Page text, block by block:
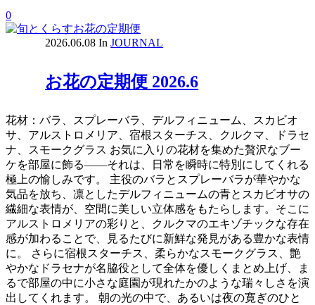
0
2026.06.08 In JOURNAL
お花の定期便 2026.6
花材：バラ、スプレーバラ、デルフィニューム、スカビオ
サ、アルストロメリア、宿根スターチス、クルクマ、ドラセ
ナ、スモークグラス お気に入りの花材を集めた贅沢なブー
ケを部屋に飾る――それは、日常を瞬時に特別にしてくれる
極上の愉しみです。 主役のバラとスプレーバラが華やかな
気品を放ち、凛としたデルフィニュームの青とスカビオサの
繊細な表情が、空間に美しい立体感をもたらします。そこに
アルストロメリアの彩りと、クルクマのエキゾチックな存在
感が加わることで、見るたびに新鮮な発見がある豊かな表情
に。 さらに宿根スターチス、柔らかなスモークグラス、艶
やかなドラセナが名脇役として全体を優しくまとめ上げ、ま
るで部屋の中に小さな庭園が現れたかのような瑞々しさを演
出してくれます。 朝の光の中で、あるいは夜の寛ぎのひと